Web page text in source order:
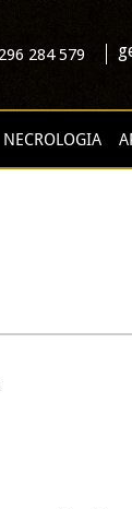
284 579
NECROLOGIA